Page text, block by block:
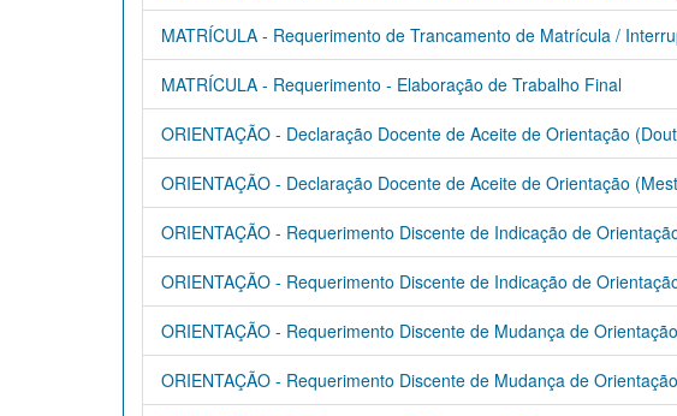
MATRÍCULA - Requerimento de Trancamento de Matrícula /
MATRÍCULA - Requerimento - Elaboração de Trabalho Final
ORIENTAÇÃO - Declaração Docente de Aceite de Orientação
ORIENTAÇÃO - Declaração Docente de Aceite de Orientação
ORIENTAÇÃO - Requerimento Discente de Indicação de
ORIENTAÇÃO - Requerimento Discente de Indicação de
ORIENTAÇÃO - Requerimento Discente de Mudança de
ORIENTAÇÃO - Requerimento Discente de Mudança de